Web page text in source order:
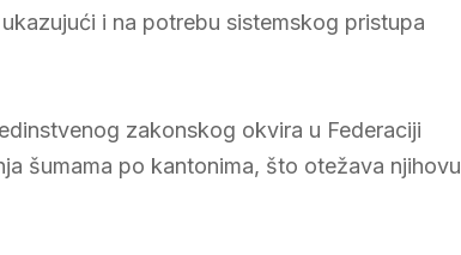
i na potrebu sistemskog pristupa
zakonskog okvira u Federaciji
šumama po kantonima, što otežava njihovu